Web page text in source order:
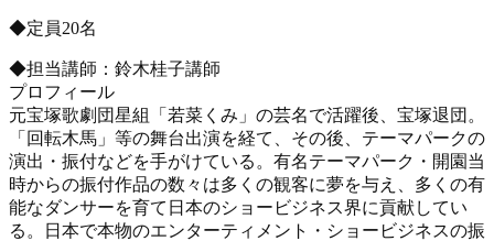
◆定員20名
◆担当講師：鈴木桂子講師
プロフィール
元宝塚歌劇団星組「若菜くみ」の芸名で活躍後、宝塚退団。
「回転木馬」等の舞台出演を経て、その後、テーマパークの
演出・振付などを手がけている。有名テーマパーク・開園当
時からの振付作品の数々は多くの観客に夢を与え、多くの有
能なダンサーを育て日本のショービジネス界に貢献してい
る。日本で本物のエンターティメント・ショービジネスの振